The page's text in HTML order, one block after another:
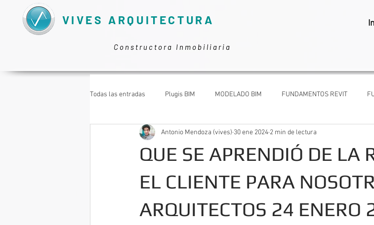
VIVES ARQUITECTURA
Constructora Inmobiliaria
Todas las entradas Plugis BIM MODELADO BIM FUNDAMENTOS REVIT
TRABAJAR COMO ARQUITECTO ARQUITECTOS Y CLIENTES
QUE SE APRENDIÓ DE LA
EL CLIENTE PARA
ARQUITECTOS 24
Antonio Mendoza (vives) 30 ene 2024 2 min de lectura